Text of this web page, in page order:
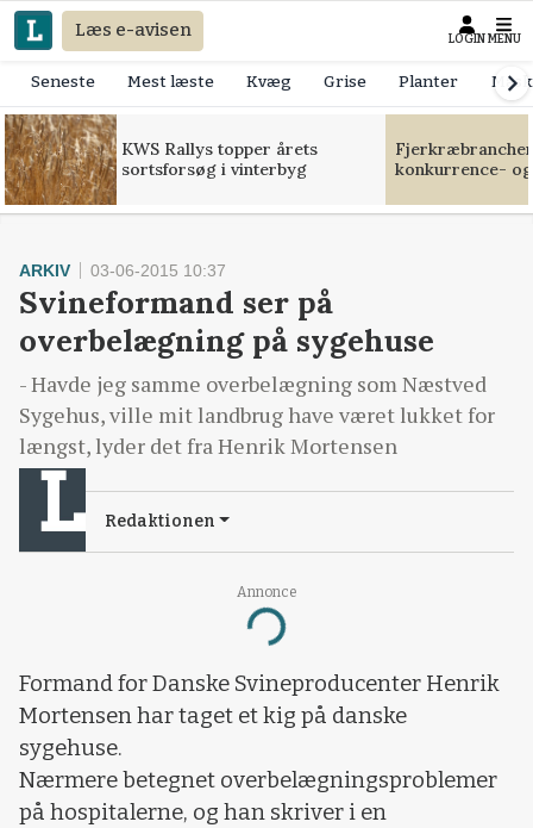
Læs e-avisen LOGIN MENU
Seneste Mest læste Kvæg Grise Planter
KWS Rallys topper årets
sortsforsøg i vinterbyg
konkurrence-
Annonce
Loading...
ARKIV 03-06-2015 10:37
Svineformand ser på
overbelægning på sygehuse
- Havde jeg samme overbelægning som Næstved
Sygehus, ville mit landbrug have været lukket for
længst, lyder det fra Henrik Mortensen
Redaktionen
Formand for Danske Svineproducenter Henrik
Mortensen har taget et kig på danske
sygehuse.
Nærmere betegnet overbelægningsproblemer
på hospitalerne, og han skriver i en